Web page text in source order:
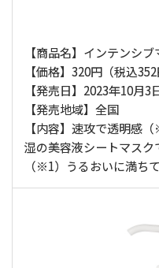
【商品名】インテンシ
【価格】320円（税込352
【発売日】2023年10月3
【発売地域】全国
【内容】速攻で透明感
湿の美容液シートマスク
（※1）うるおいに満ち